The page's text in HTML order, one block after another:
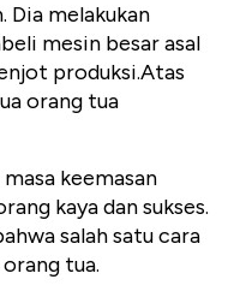
Dia melakukan
mesin besar asal
produksi.Atas
orang tua
keemasan
kaya dan sukses.
salah satu cara
tua.